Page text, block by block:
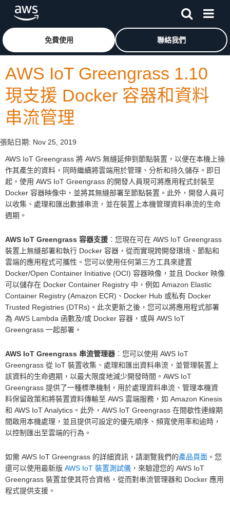
跳至主要內容按一下這裡可返回 Amazon Web Services 首頁
免費使用 聯絡我們
AWS IoT Greengrass 1.10
現支援 Docker 容器和資料
串流管理
張貼日期: Nov 25, 2019
AWS IoT Greengrass 將 AWS 無縫延伸到節點裝置，以便在本機上操
作其產生的資料，同時繼續將雲端用於管理、分析和持久儲存。即日
起，使用 AWS IoT Greengrass 的開發人員現可將應用程式封裝至
Docker 容器映像中，並將其無縫部署至節點裝置。此外，開發人員可
以收集、處理和匯出數據串流，並在裝置上本機管理資料串流的生命
週期。
AWS IoT Greengrass 容器支援 ︰您現在可在 AWS IoT Greengrass
裝置上無縫部署和執行 Docker 容器，從而實現跨開發環境、節點和
雲端的應用程式可攜性。您可以使用任何第三方工具來建置
Docker/Open Container Initiative (OCI) 容器映像，並且 Docker 映像
可以儲存在 Docker Container Registry 中，例如 Amazon Elastic
Container Registry (Amazon ECR)、Docker Hub 或私有 Docker
Trusted Registries (DTRs)。此次更新之後，您可以將應用程式部署
為 AWS Lambda 函數及/或 Docker 容器，或與 AWS IoT
Greengrass 一起部署。
AWS IoT Greengrass 串流管理器 ︰您可以使用 AWS IoT
Greengrass 從 IoT 裝置收集、處理和匯出資料串流，並管理裝置上
該資料的生命週期，以最大限度地減少開發時間。AWS IoT
Greengrass 提供了一種標準機制，用於處理資料串流、管理本機資
料保留政策和將裝置資料傳輸至 AWS 雲端服務，如 Amazon Kinesis
和 AWS IoT Analytics。此外，AWS IoT Greengrass 在間歇性連線期
間啟用本機處理，並且提供可設定的優先順序、頻寬使用率和逾時，
以控制匯出至雲端的行為。
如需 AWS IoT Greengrass 的詳細資訊，請瀏覽我們的產品頁面 。您
還可以使用最新版 AWS IoT 裝置測試儀 ，來驗證您的 AWS IoT
Greengrass 裝置並使其符合資格，從而對串流管理器和 Docker 應用
程式提供支援。